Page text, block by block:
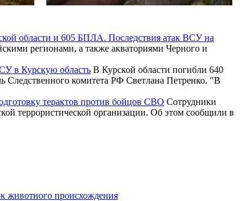
области и 605 БПЛА. Последствия атак ВСУ на
регионами, а также акваториями Черного и
в Курскую область В Курской области погибли 640
Следственного комитета РФ Светлана Петренко. "В
терактов против бойцов СВО Сотрудники
террористической организации. Об этом сообщили в
животного происхождения